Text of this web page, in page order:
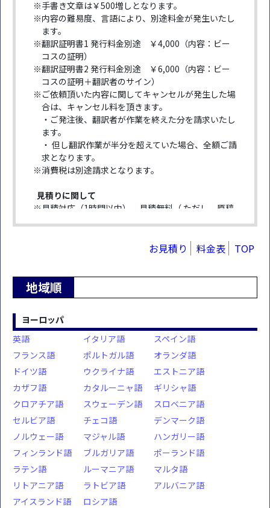
お見積り 料金表 TOP
地域順
ヨーロッパ
英語
イタリア語
スペイン語
フランス語
ポルトガル語
オランダ語
ドイツ語
ウクライナ語
エストニア語
カザフ語
カタルーニャ語
ギリシャ語
クロアチア語
スウェーデン語
スロベニア語
セルビア語
チェコ語
デンマーク語
ノルウェー語
マジャル語
ハンガリー語
フィンランド語
ブルガリア語
ポーランド語
ラテン語
ルーマニア語
マルタ語
リトアニア語
ラトビア語
アルバニア語
アイスランド語
ロシア語